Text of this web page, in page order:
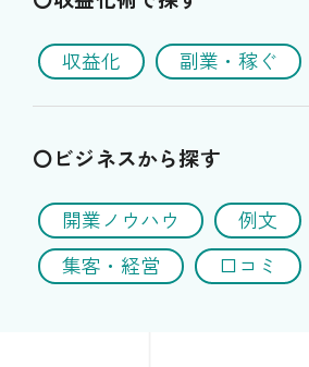
収益化 副業・稼ぐ
〇ビジネスから探す
開業ノウハウ
例文
集客・経営
口コミ